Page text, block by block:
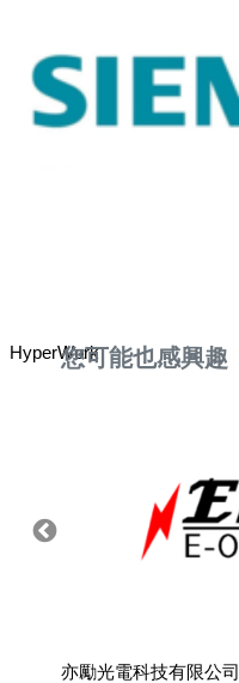
HyperWork您可能也感興趣
亦勵光電科技有限公司